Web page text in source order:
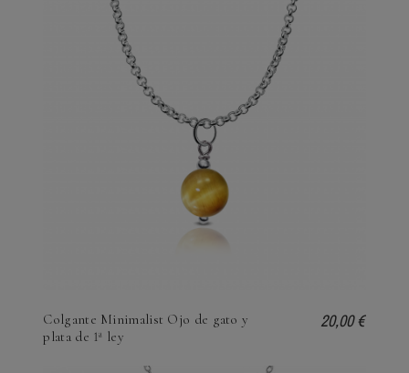
Colgante Minimalist Ojo de gato y
plata de 1ª ley
20,00 €